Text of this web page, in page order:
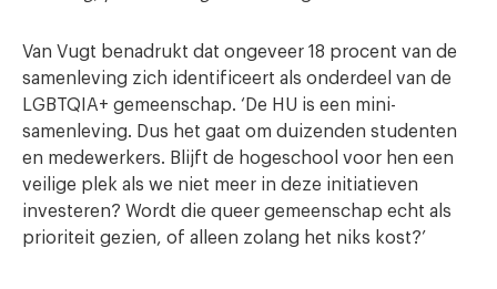
Van Vugt benadrukt dat ongeveer 18 procent van de
samenleving zich identificeert als onderdeel van de
LGBTQIA+ gemeenschap. ‘De HU is een mini-
samenleving. Dus het gaat om duizenden studenten
en medewerkers. Blijft de hogeschool voor hen een
veilige plek als we niet meer in deze initiatieven
investeren? Wordt die queer gemeenschap echt als
prioriteit gezien, of alleen zolang het niks kost?’